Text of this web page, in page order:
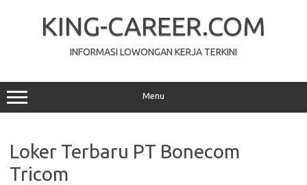
KING-CAREER.COM
INFORMASI LOWONGAN KERJA TERKINI
Menu
Loker Terbaru PT Bonecom
Tricom